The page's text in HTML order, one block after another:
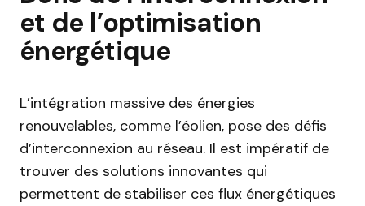
et de l’optimisation
énergétique
L’intégration massive des énergies
renouvelables, comme l’éolien, pose des défis
d’interconnexion au réseau. Il est impératif de
trouver des solutions innovantes qui
permettent de stabiliser ces flux énergétiques